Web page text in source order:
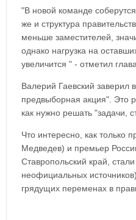
"В новой команде
же и структура
меньше заместителей,
однако нагрузка на
увеличится " - отметил
Валерий Гаевский заверил
предвыборная акция". Это
как нужно решать "задачи,
Что интересно, как только
Медведев) и премьер
Ставропольский край,
неофициальных
грядущих переменах в